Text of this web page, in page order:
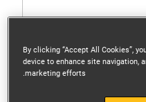
By clicking “Accept All Cookies”,
device to enhance site navigation,
marketing efforts.